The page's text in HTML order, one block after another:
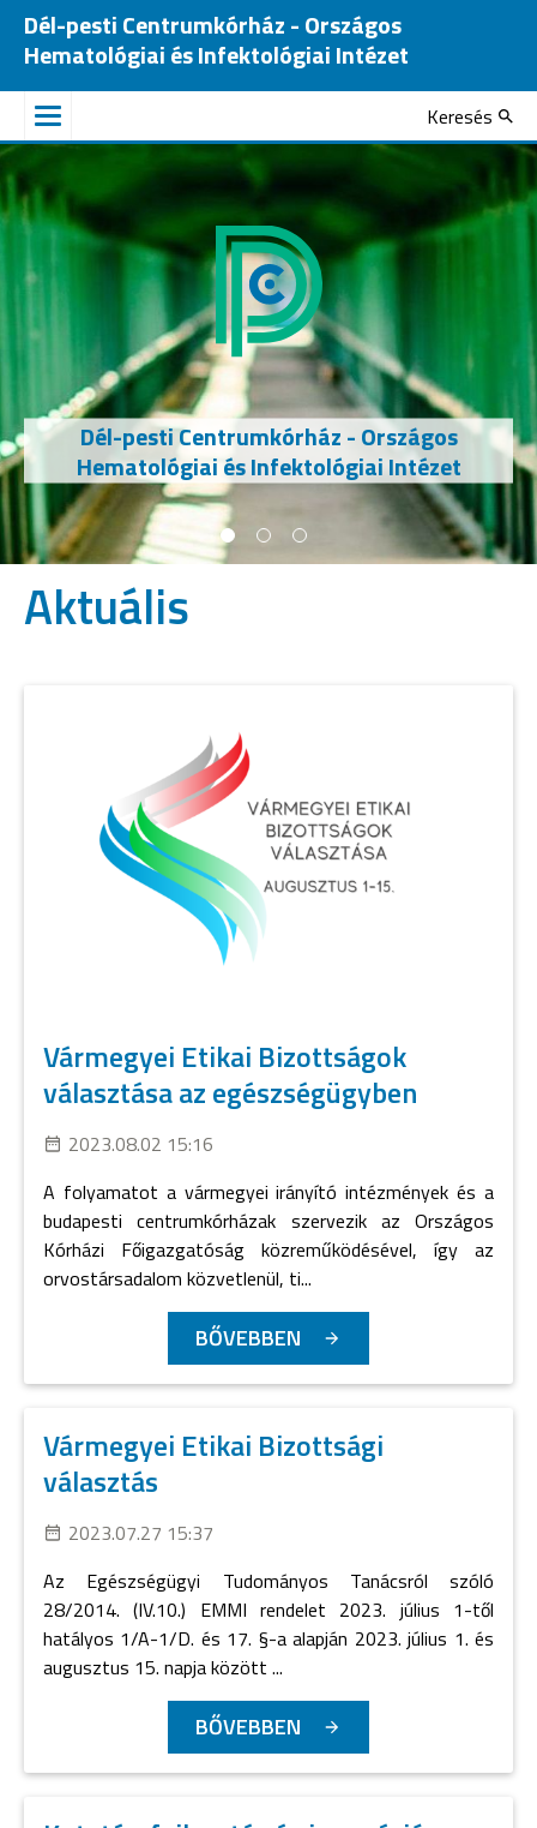
Dél-pesti Centrumkórház - Országos
Hematológiai és Infektológiai Intézet
Keresés
Dél-pesti Centrumkórház - Országos
Hematológiai és Infektológiai Intézet
Aktuális
Vármegyei Etikai Bizottságok
választása az egészségügyben
2023.08.02 15:16
A folyamatot a vármegyei irányító intézmények és a
budapesti centrumkórházak szervezik az Országos
Kórházi Főigazgatóság közreműködésével, így az
orvostársadalom közvetlenül, ti...
BŐVEBBEN
Vármegyei Etikai Bizottsági
választás
2023.07.27 15:37
Az Egészségügyi Tudományos Tanácsról szóló
28/2014. (IV.10.) EMMI rendelet 2023. július 1-től
hatályos 1/A-1/D. és 17. §-a alapján 2023. július 1. és
augusztus 15. napja között ...
BŐVEBBEN